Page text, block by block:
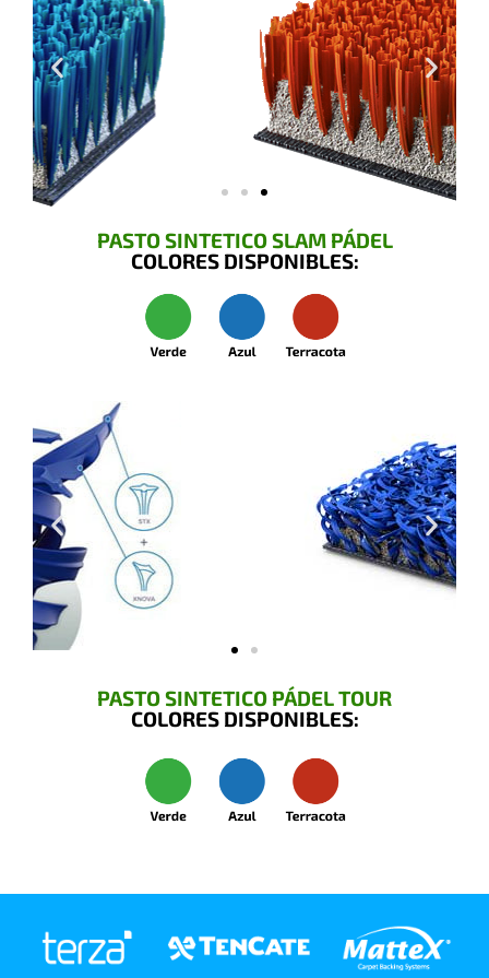
PASTO SINTETICO SLAM PÁDEL
COLORES DISPONIBLES:
PASTO SINTETICO PÁDEL TOUR
COLORES DISPONIBLES: